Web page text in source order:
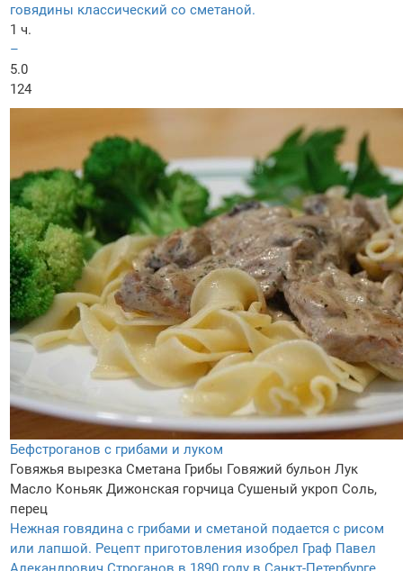
говядины классический со сметаной.
1 ч.
–
5.0
124
Бефстроганов с грибами и луком
Говяжья вырезка Сметана Грибы Говяжий бульон Лук
Масло Коньяк Дижонская горчица Сушеный укроп Соль,
перец
Нежная говядина с грибами и сметаной подается с рисом
или лапшой. Рецепт приготовления изобрел Граф Павел